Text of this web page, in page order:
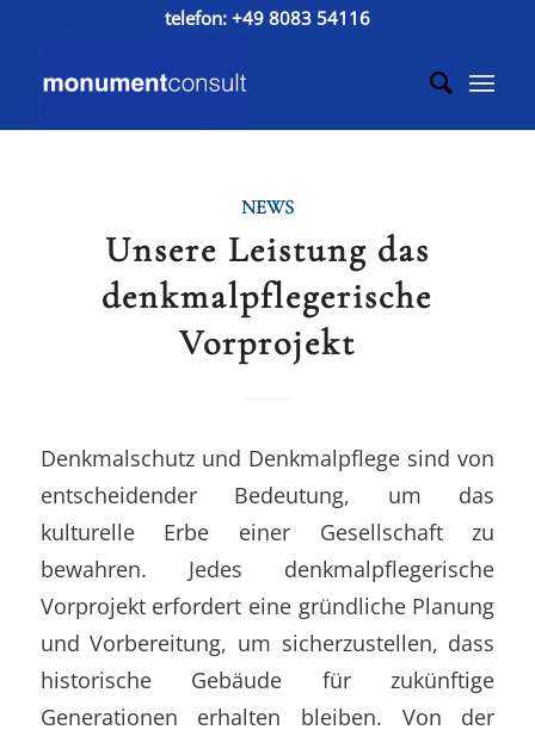
telefon: +49 8083 54116
NEWS
Unsere Leistung das
denkmalpflegerische
Vorprojekt
Denkmalschutz und Denkmalpflege sind von
entscheidender Bedeutung, um das
kulturelle Erbe einer Gesellschaft zu
bewahren. Jedes denkmalpflegerische
Vorprojekt erfordert eine gründliche Planung
und Vorbereitung, um sicherzustellen, dass
historische Gebäude für zukünftige
Generationen erhalten bleiben. Von der